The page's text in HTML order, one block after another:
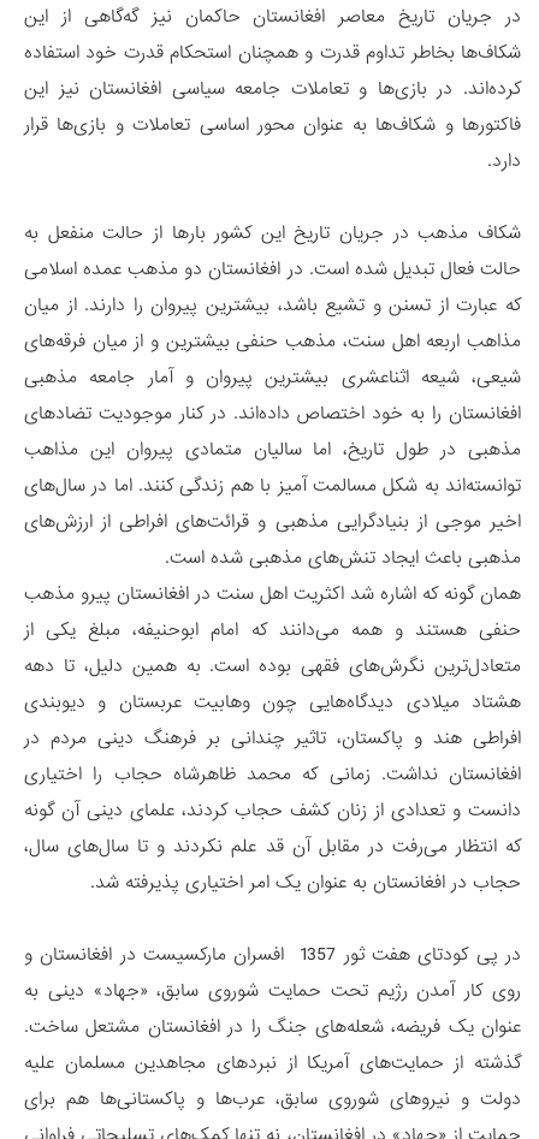
در جریان تاریخ معاصر افغانستان حاکمان نیز گه‌گاهی از این
شکاف‌ها بخاطر تداوم قدرت و همچنان استحکام قدرت خود استفاده
کرده‌اند. در بازی‌ها و تعاملات جامعه سیاسی افغانستان نیز این
فاکتورها و شکاف‌ها به عنوان محور اساسی تعاملات و بازی‌ها قرار
دارد.
شکاف مذهب در جریان تاریخ این کشور بارها از حالت منفعل به
حالت فعال تبدیل شده است. در افغانستان دو مذهب عمده اسلامی
که عبارت از تسنن و تشیع باشد، بیشترین پیروان را دارند. از میان
مذاهب اربعه اهل سنت، مذهب حنفی بیشترین و از میان فرقه‌های
شیعی، شیعه اثناعشری بیشترین پیروان و آمار جامعه مذهبی
افغانستان را به خود اختصاص داده‌اند. در کنار موجودیت تضادهای
مذهبی در طول تاریخ، اما سالیان متمادی پیروان این مذاهب
توانسته‌اند به شکل مسالمت آمیز با هم زندگی کنند. اما در سال‌های
اخیر موجی از بنیادگرایی مذهبی و قرائت‌های افراطی از ارزش‌های
مذهبی باعث ایجاد تنش‌های مذهبی شده است.
همان گونه که اشاره شد اکثریت اهل سنت در افغانستان پیرو مذهب
حنفی هستند و همه می‌دانند که امام ابوحنیفه، مبلغ یکی از
متعادل‌ترین نگرش‌های فقهی بوده است. به همین دلیل، تا دهه
هشتاد میلادی دیدگاه‌هایی چون وهابیت عربستان و دیوبندی
افراطی هند و پاکستان، تاثیر چندانی بر فرهنگ دینی مردم در
افغانستان نداشت. زمانی که محمد ظاهرشاه حجاب را اختیاری
دانست و تعدادی از زنان کشف حجاب کردند، علمای دینی آن گونه‌
که انتظار می‌رفت در مقابل آن قد علم نکردند و تا سال‌های سال،
حجاب در افغانستان به عنوان یک امر اختیاری پذیرفته شد.
در پی کودتای هفت ثور 1357 افسران مارکسیست در افغانستان و
روی کار آمدن رژیم تحت حمایت شوروی سابق، «جهاد» دینی به
عنوان یک فریضه، شعله‌های جنگ را در افغانستان مشتعل ساخت.
گذشته از حمایت‌های آمریکا از نبردهای مجاهدین مسلمان علیه
دولت و نیروهای شوروی سابق، عرب‌ها و پاکستانی‌ها هم برای